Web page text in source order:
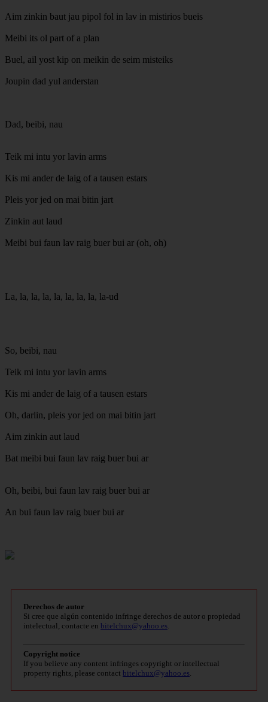
Aim zinkin baut jau pipol fol in lav in mistirios bueis
Meibi its ol part of a plan
Buel, ail yost kip on meikin de seim misteiks
Joupin dad yul anderstan
Dad, beibi, nau
Teik mi intu yor lavin arms
Kis mi ander de laig of a tausen estars
Pleis yor jed on mai bitin jart
Zinkin aut laud
Meibi bui faun lav raig buer bui ar (oh, oh)
La, la, la, la, la, la, la, la, la-ud
So, beibi, nau
Teik mi intu yor lavin arms
Kis mi ander de laig of a tausen estars
Oh, darlin, pleis yor jed on mai bitin jart
Aim zinkin aut laud
Bat meibi bui faun lav raig buer bui ar
Oh, beibi, bui faun lav raig buer bui ar
An bui faun lav raig buer bui ar
Derechos de autor
Si cree que algún contenido infringe derechos de autor o propiedad
intelectual, contacte en bitelchux@yahoo.es
Copyright notice
If you believe any content infringes copyright or intellectual
property rights, please contact bitelchux@yahoo.es